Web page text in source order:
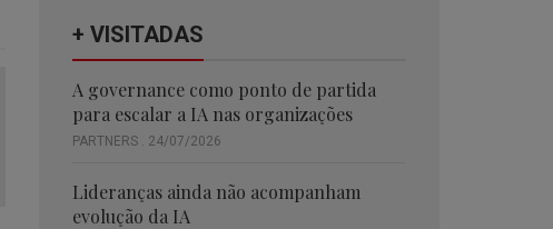
+ VISITADAS
A governance como ponto de partida
para escalar a IA nas organizações
PARTNERS . 24/07/2026
Lideranças ainda não acompanham
evolução da IA